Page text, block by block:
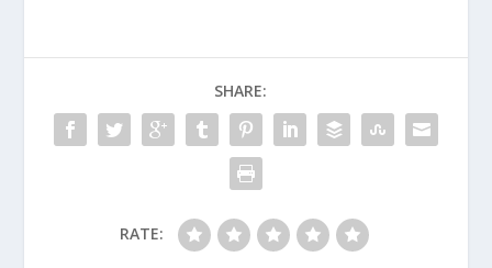
SHARE:
RATE: